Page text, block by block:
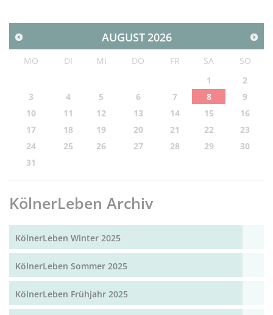
AUGUST2026
MO DI MI DO FR SA
SO
1
2
3
4 5 6 7 8
9
10
11 12 13 14 15
16
17
18 19 20 21 22
23
24
25 26 27 28 29
30
31
KölnerLeben Archiv
KölnerLeben Winter 2025
KölnerLeben Sommer 2025
KölnerLeben Frühjahr 2025